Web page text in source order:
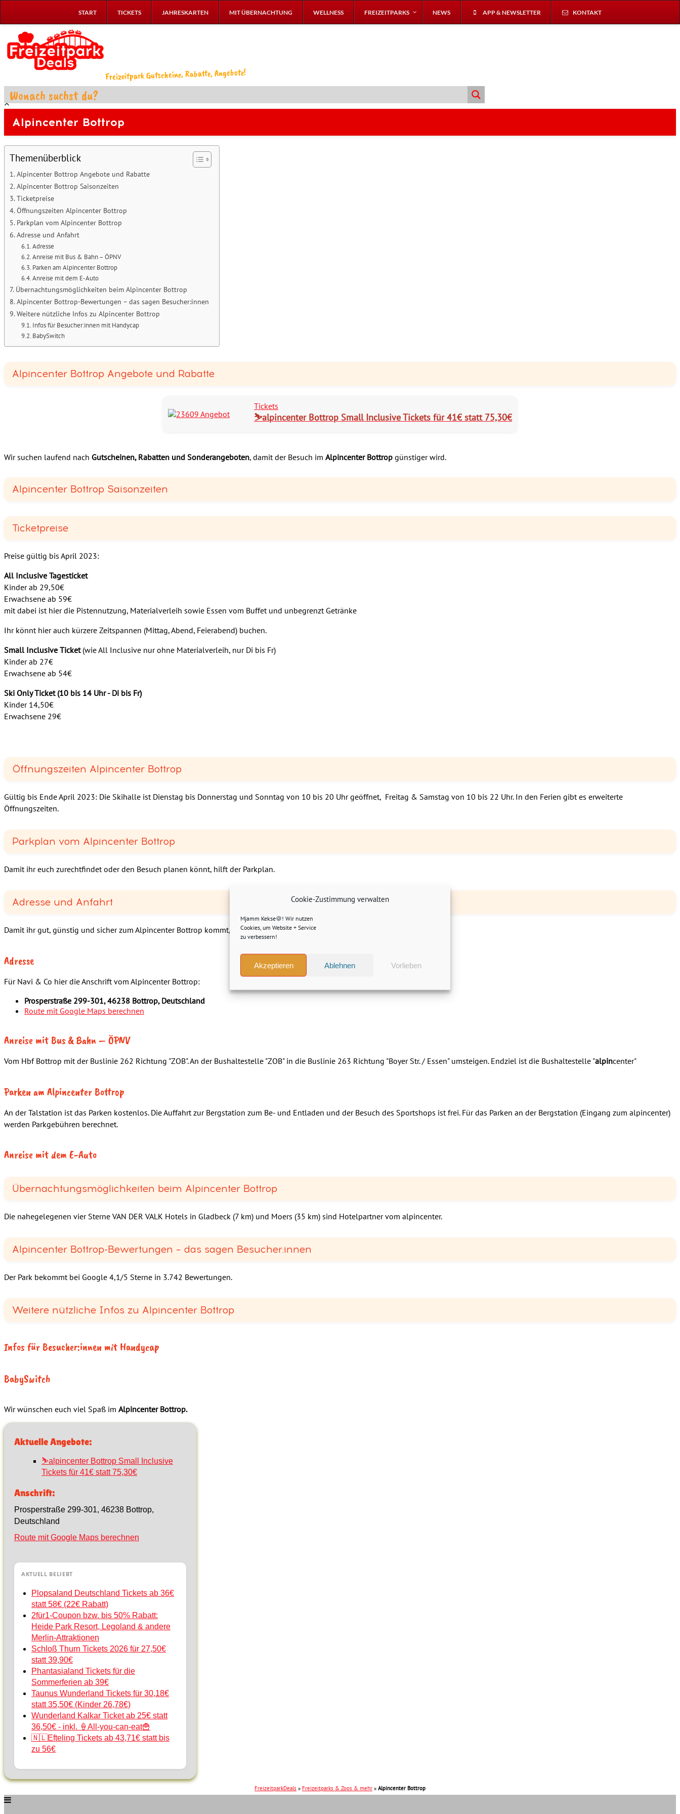
Cookie-Zustimmung verwalten
Mjamm Kekse🍪! Wir nutzen
Cookies, um Website + Service
zu verbessern!
Akzeptieren Ablehnen Vorlieben
START TICKETS JAHRESKARTEN MIT ÜBERNACHTUNG WELLNESS FREIZEITPARKS NEWS APP & NEWSLETTER KONTAKT
Freizeitpark Gutscheine, Rabatte, Angebote!
Alpincenter Bottrop
Themenüberblick
Alpincenter Bottrop Angebote und Rabatte
Alpincenter Bottrop Saisonzeiten
Ticketpreise
Öffnungszeiten Alpincenter Bottrop
Parkplan vom Alpincenter Bottrop
Adresse und Anfahrt
Adresse
Anreise mit Bus & Bahn – ÖPNV
Parken am Alpincenter Bottrop
Anreise mit dem E-Auto
Übernachtungsmöglichkeiten beim Alpincenter Bottrop
Alpincenter Bottrop-Bewertungen – das sagen Besucher:innen
Weitere nützliche Infos zu Alpincenter Bottrop
Infos für Besucher:innen mit Handycap
BabySwitch
Alpincenter Bottrop Angebote und Rabatte
Tickets
⛷️alpincenter Bottrop Small Inclusive Tickets für 41€ statt 75,30€
Wir suchen laufend nach Gutscheinen, Rabatten und Sonderangeboten, damit der Besuch im Alpincenter Bottrop günstiger wird.
Alpincenter Bottrop Saisonzeiten
Ticketpreise
Preise gültig bis April 2023:
All Inclusive Tagesticket
Kinder ab 29,50€
Erwachsene ab 59€
mit dabei ist hier die Pistennutzung, Materialverleih sowie Essen vom Buffet und unbegrenzt Getränke
Ihr könnt hier auch kürzere Zeitspannen (Mittag, Abend, Feierabend) buchen.
Small Inclusive Ticket(wie All Inclusive nur ohne Materialverleih, nur Di bis Fr)
Kinder ab 27€
Erwachsene ab 54€
Ski Only Ticket (10 bis 14 Uhr - Di bis Fr)
Kinder 14,50€
Erwachsene 29€
Öffnungszeiten Alpincenter Bottrop
Gültig bis Ende April 2023: Die Skihalle ist Dienstag bis Donnerstag und Sonntag von 10 bis 20 Uhr geöffnet, Freitag & Samstag von 10 bis 22 Uhr. In den Ferien gibt es erweiterte
Öffnungszeiten.
Parkplan vom Alpincenter Bottrop
Damit ihr euch zurechtfindet oder den Besuch planen könnt, hilft der Parkplan.
Adresse und Anfahrt
Damit ihr gut, günstig und sicher zum Alpincenter Bottrop kommt, hier ein paar Infos dazu:
Adresse
Für Navi & Co hier die Anschrift vom Alpincenter Bottrop:
Prosperstraße 299-301, 46238 Bottrop, Deutschland
Route mit Google Maps berechnen
Anreise mit Bus & Bahn – ÖPNV
Vom Hbf Bottrop mit der Buslinie 262 Richtung "ZOB". An der Bushaltestelle "ZOB" in die Buslinie 263 Richtung "Boyer Str. / Essen" umsteigen. Endziel ist die Bushaltestelle "alpincenter"
Parken am Alpincenter Bottrop
An der Talstation ist das Parken kostenlos. Die Auffahrt zur Bergstation zum Be- und Entladen und der Besuch des Sportshops ist frei. Für das Parken an der Bergstation (Eingang zum alpincenter)
werden Parkgebühren berechnet.
Anreise mit dem E-Auto
Übernachtungsmöglichkeiten beim Alpincenter Bottrop
Die nahegelegenen vier Sterne VAN DER VALK Hotels in Gladbeck (7 km) und Moers (35 km) sind Hotelpartner vom alpincenter.
Alpincenter Bottrop-Bewertungen – das sagen Besucher:innen
Der Park bekommt bei Google 4,1/5 Sterne in 3.742 Bewertungen.
Weitere nützliche Infos zu Alpincenter Bottrop
Infos für Besucher:innen mit Handycap
BabySwitch
Wir wünschen euch viel Spaß im Alpincenter Bottrop.
Aktuelle Angebote:
⛷️alpincenter Bottrop Small Inclusive
Tickets für 41€ statt 75,30€
Anschrift:
Prosperstraße 299-301, 46238 Bottrop,
Deutschland
Route mit Google Maps berechnen
AKTUELL BELIEBT
Plopsaland Deutschland Tickets ab 36€
statt 58€ (22€ Rabatt)
2für1-Coupon bzw. bis 50% Rabatt:
Heide Park Resort, Legoland & andere
Merlin-Attraktionen
Schloß Thurn Tickets 2026 für 27,50€
statt 39,90€
Phantasialand Tickets für die
Sommerferien ab 39€
Taunus Wunderland Tickets für 30,18€
statt 35,50€ (Kinder 26,78€)
Wunderland Kalkar Ticket ab 25€ statt
36,50€ - inkl. 🍦All-you-can-eat🍟
🇳🇱Efteling Tickets ab 43,71€ statt bis
zu 56€
FreizeitparkDeals » Freizeitparks & Zoos & mehr » Alpincenter Bottrop